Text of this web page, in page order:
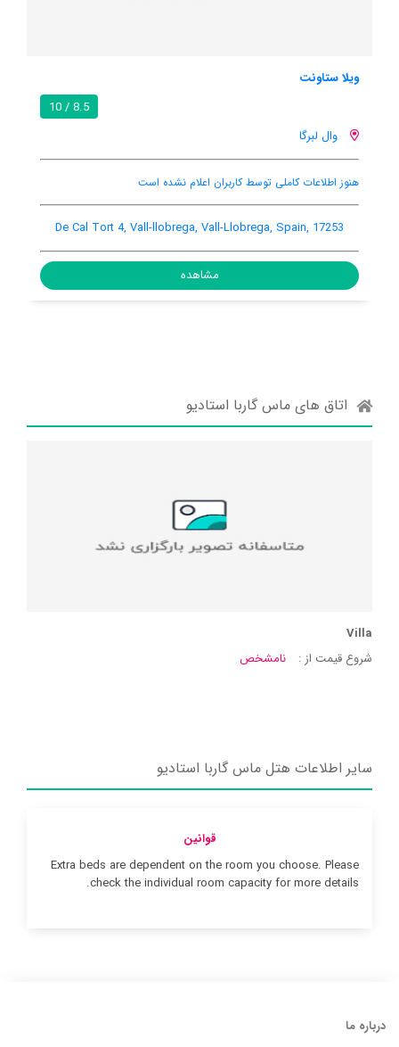
اینترنت رایگان در اتاق باغ
de Gria 1, Vall-llobrega, Vall-Llobrega, Spain, 17253
اتاق های ماس گاربا استادیو
Villa
شروع قیمت از :
نامشخص
سایر اطلاعات هتل ماس گاربا استادیو
قوانین
Extra beds are dependent on the room you choose. Please
check the individual room capacity for more details.
درباره ما